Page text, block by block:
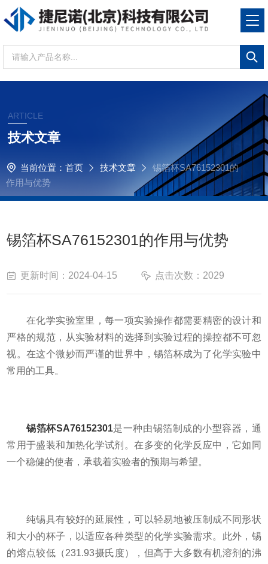
ARTICLE
技术文章
当前位置： 首页 技术文章
锡箔杯SA76152301的
作用与优势
锡箔杯SA76152301的作用与优势
更新时间：2024-04-15 点击次数：2029
在化学实验室里，每一项实验操作都需要精密的设计和
严格的规范，从实验材料的选择到实验过程的操控都不可忽
视。在这个微妙而严谨的世界中，锡箔杯成为了化学实验中
常用的工具。
锡箔杯SA76152301是一种由锡箔制成的小型容器，通
常用于盛装和加热化学试剂。在多变的化学反应中，它如同
一个稳健的使者，承载着实验者的预期与希望。
纯锡具有较好的延展性，可以轻易地被压制成不同形状
和大小的杯子，以适应各种类型的化学实验需求。此外，锡
的熔点较低（231.93摄氏度），但高于大多数有机溶剂的沸